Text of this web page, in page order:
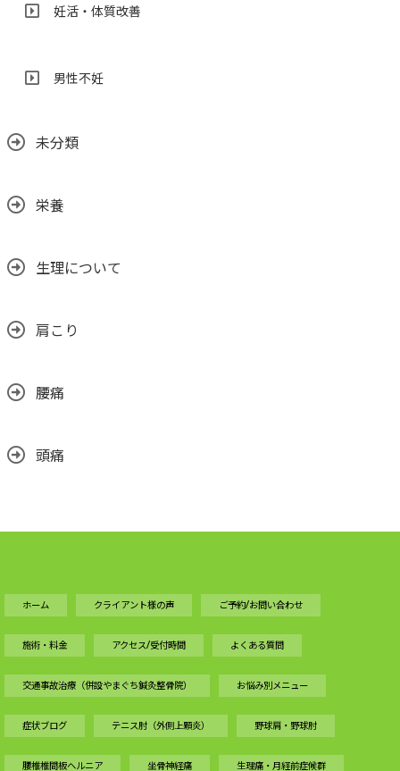
妊活・体質改善
男性不妊
未分類
栄養
生理について
肩こり
腰痛
頭痛
ホーム クライアント様の声 ご予約/お問い合わせ
施術・料金 アクセス/受付時間 よくある質問
交通事故治療（併設やまぐち鍼灸整骨院） お悩み別メニュー
症状ブログ テニス肘（外側上顆炎） 野球肩・野球肘
腰椎椎間板ヘルニア 坐骨神経痛 生理痛・月経前症候群